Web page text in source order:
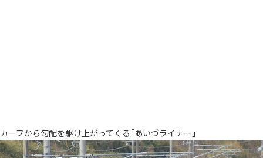
カーブから勾配を駆け上がってくる｢あいづライナー｣